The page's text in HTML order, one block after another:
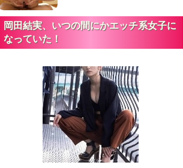
岡田結実、いつの間にかエッチ系女子に
なっていた！